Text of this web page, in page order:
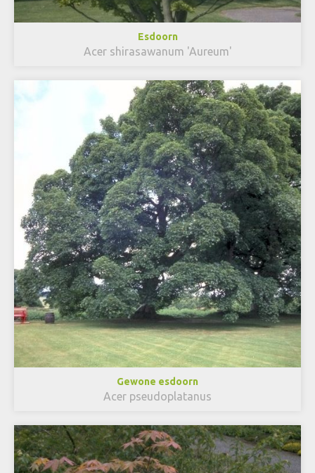
Esdoorn
Acer shirasawanum 'Aureum'
Gewone esdoorn
Acer pseudoplatanus